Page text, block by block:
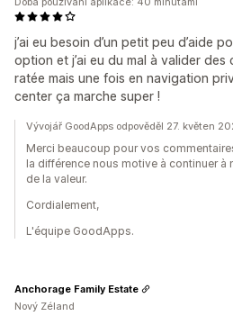
j’ai eu besoin d’un petit peu d’aide
option et j’ai eu du mal à valider des
ratée mais une fois en navigation
center ça marche super !
Vývojář GoodApps odpověděl 27. květen
Merci beaucoup pour vos
la différence nous motive à continuer à
de la valeur.
Cordialement,
L'équipe GoodApps.
Anchorage Family Estate
Nový Zéland